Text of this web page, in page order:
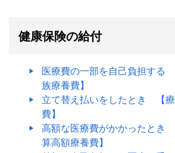
健康保険の給付
医療費の一部を自己負担す
族療養費】
立て替え払いをしたとき 【
費】
高額な医療費がかかったと
算高額療養費】